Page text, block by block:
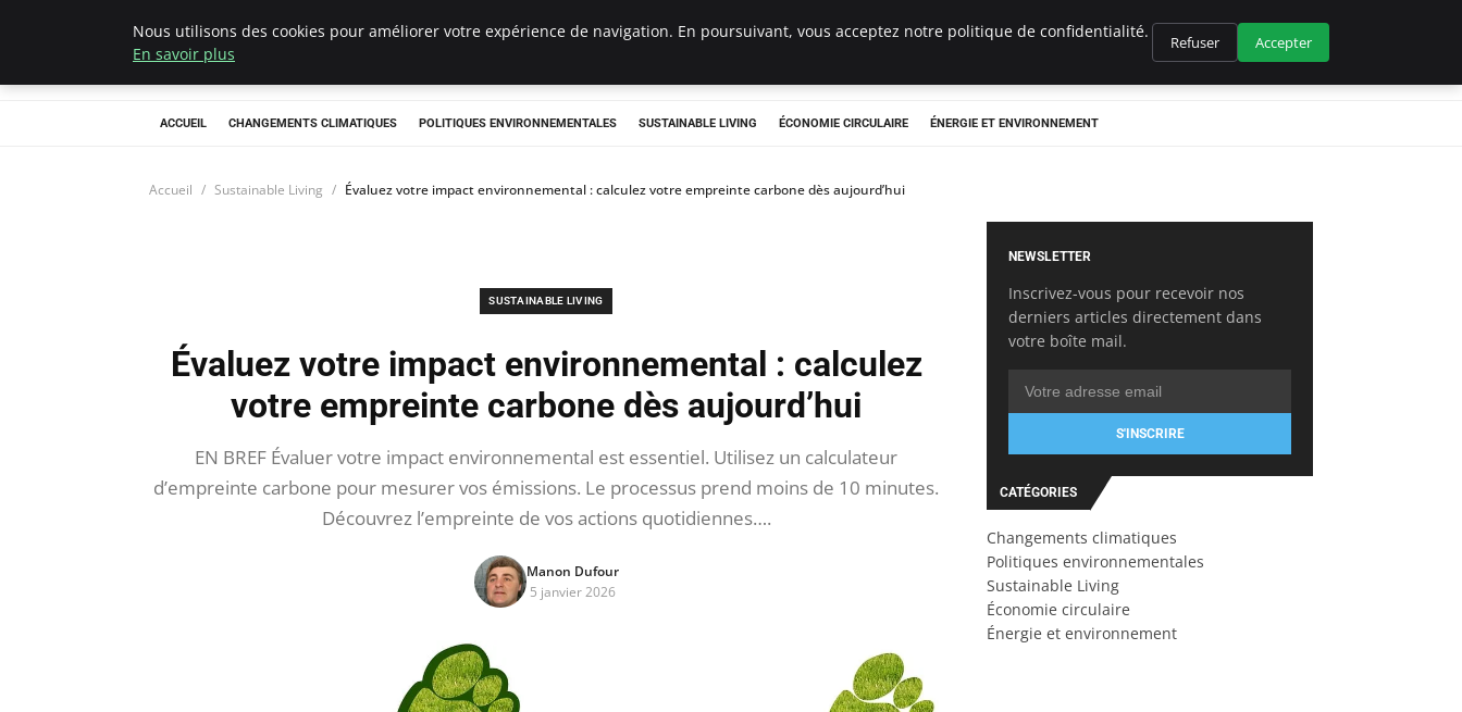
Climategatecountryclub.com
ACCUEIL CHANGEMENTS CLIMATIQUES POLITIQUES ENVIRONNEMENTALES SUSTAINABLE LIVING ÉCONOMIE CIRCULAIRE ÉNERGIE ET ENVIRONNEMENT
Accueil Sustainable Living Évaluez votre impact environnemental : calculez votre empreinte carbone dès aujourd’hui
SUSTAINABLE LIVING
Évaluez votre impact environnemental : calculez
votre empreinte carbone dès aujourd’hui
EN BREF Évaluer votre impact environnemental est essentiel. Utilisez un calculateur
d’empreinte carbone pour mesurer vos émissions. Le processus prend moins de 10 minutes.
Découvrez l’empreinte de vos actions quotidiennes….
Manon Dufour
5 janvier 2026
NEWSLETTER
Inscrivez-vous pour recevoir nos
derniers articles directement dans
votre boîte mail.
S'INSCRIRE
CATÉGORIES
Changements climatiques
Politiques environnementales
Sustainable Living
Économie circulaire
Énergie et environnement
Nous utilisons des cookies pour améliorer votre expérience de navigation. En poursuivant, vous acceptez notre politique de confidentialité.
En savoir plus
Refuser Accepter